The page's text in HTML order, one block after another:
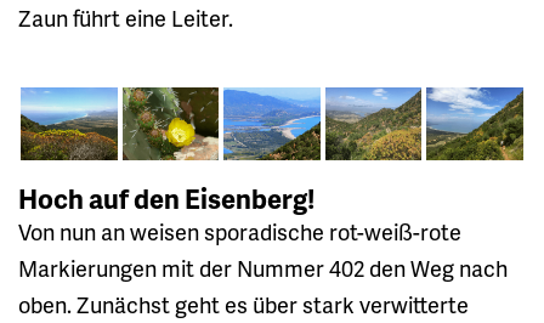
Zaun führt eine Leiter.
Hoch auf den Eisenberg!
Von nun an weisen sporadische rot-weiß-rote
Markierungen mit der Nummer 402 den Weg nach
oben. Zunächst geht es über stark verwitterte